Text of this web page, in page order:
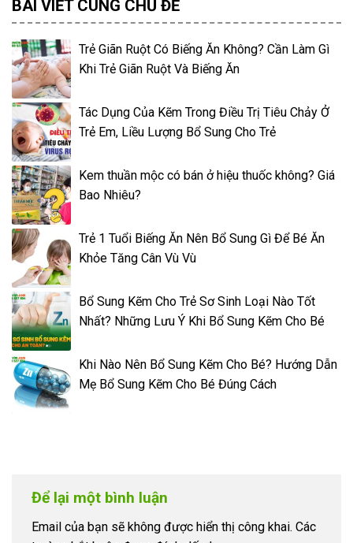
BÀI VIẾT CÙNG CHỦ ĐỀ
Trẻ Giãn Ruột Có Biếng Ăn Không? Cần Làm Gì
Khi Trẻ Giãn Ruột Và Biếng Ăn
Tác Dụng Của Kẽm Trong Điều Trị Tiêu Chảy Ở
Trẻ Em, Liều Lượng Bổ Sung Cho Trẻ
Kem thuần mộc có bán ở hiệu thuốc không? Giá
Bao Nhiêu?
Trẻ 1 Tuổi Biếng Ăn Nên Bổ Sung Gì Để Bé Ăn
Khỏe Tăng Cân Vù Vù
Bổ Sung Kẽm Cho Trẻ Sơ Sinh Loại Nào Tốt
Nhất? Những Lưu Ý Khi Bổ Sung Kẽm Cho Bé
Khi Nào Nên Bổ Sung Kẽm Cho Bé? Hướng Dẫn
Mẹ Bổ Sung Kẽm Cho Bé Đúng Cách
Để lại một bình luận
Email của bạn sẽ không được hiển thị công khai. Các